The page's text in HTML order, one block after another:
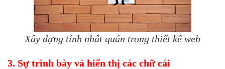
Xây dựng tính nhất quán trong thiết kế web
3. Sự trình bày và hiển thị các chữ cái